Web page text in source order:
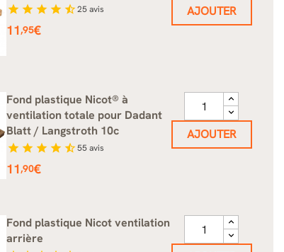
star star star star star_half25avis
Prix
11,95€
AJOUTER
Fond plastique Nicot® à
ventilation totale pour Dadant
Blatt / Langstroth 10c
star star star star star_half55avis
Prix
11,90€
AJOUTER
Fond plastique Nicot ventilation
arrière